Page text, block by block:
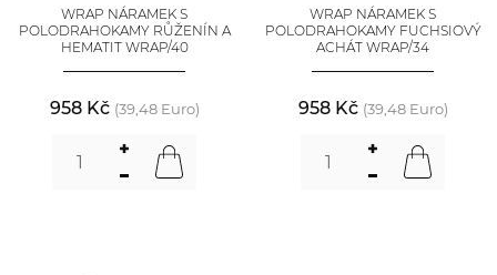
WRAP NÁRAMEK S
POLODRAHOKAMY RŮŽENÍN A
HEMATIT WRAP/40
958 Kč (39,48 Euro)
WRAP NÁRAMEK S
POLODRAHOKAMY FUCHSIOVÝ
ACHÁT WRAP/34
958 Kč (39,48 Euro)